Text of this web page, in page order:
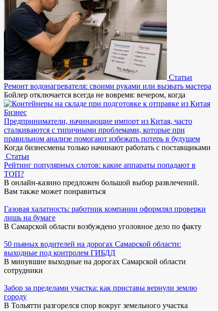
Статьи
Ремонт водонагревателя: своими руками или вызвать мастера
Бойлер отключается всегда не вовремя: вечером, когда
Бизнес
Предприниматели, начинающие импорт из Китая, часто
сталкиваются с типичными проблемами, которые при
правильном анализе помогают избежать потерь в будущем
Когда бизнесмены только начинают работать с поставщиками
Статьи
Рейтинг популярных слотов: какие аппараты попадают в
ТОП?
В онлайн-казино предложен большой выбор развлечений.
Вам также может понравиться
Газовая халатность: работник компании оформлял проверки
лишь на бумаге
В Самарской области возбуждено уголовное дело по факту
50 пьяных водителей на дорогах Самарской области:
выходные под контролем ГИБДД
В минувшие выходные на дорогах Самарской области
сотрудники
Забор за пределами участка: как приставы вернули землю
городу
В Тольятти разгорелся спор вокруг земельного участка